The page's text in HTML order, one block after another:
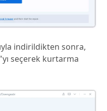
indirildikten sonra,
seçerek kurtarma